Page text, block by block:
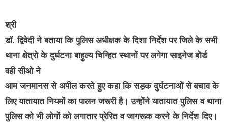
श्री
डॉ. द्विवेदी ने बताया कि पुलिस अधीक्षक के दिशा निर्देश पर जिले के सभी
थाना क्षेत्रो के दुर्घटना बाहुल्य चिन्हित स्थानों पर लगेगा साइनेज बोर्ड
वही सीओ ने
आम जनमानस से अपील करते हुए कहा कि सड़क दुर्घटनाओं से बचाव के
लिए यातायात नियमों का पालन जरूरी है। उन्होंने यातायात पुलिस व थाना
पुलिस को भी लोगों को लगातार प्रेरित व जागरूक करने के निर्देश दिए।